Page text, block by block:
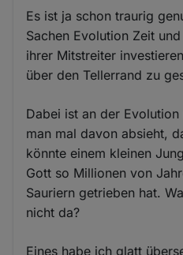
Es ist ja schon traurig
Sachen Evolution Zeit
ihrer Mitstreiter
über den Tellerrand zu
Dabei ist an der
man mal davon absieht,
könnte einem kleinen
Gott so Millionen von
Sauriern getrieben hat.
nicht da?
Eines habe ich glatt